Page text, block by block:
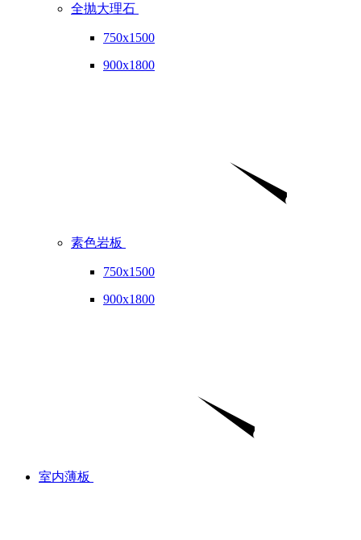
全抛大理石
750x1500
900x1800
素色岩板
750x1500
900x1800
室内薄板